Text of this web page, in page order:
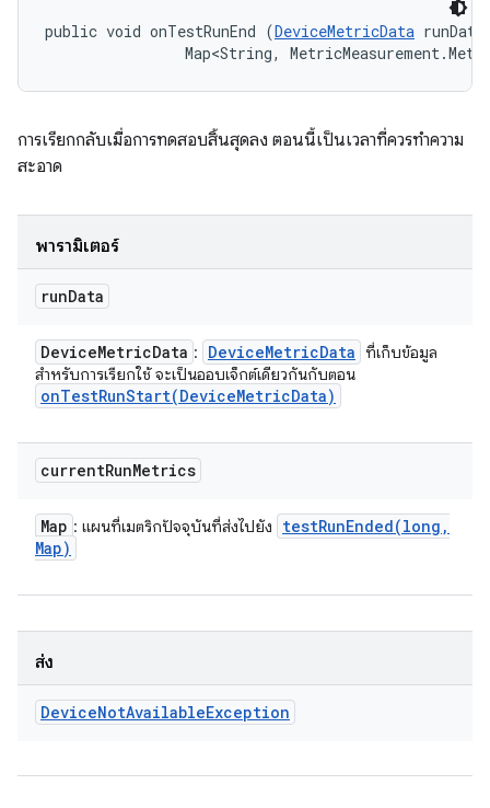
public void onTestRunEnd (DeviceMetricData
Map<String,
การเรียกกลับเมื่อการทดสอบสิ้นสุดลง ตอนนี้เป็นเวลาที่ควรทำความ
สะอาด
พารามิเตอร์
runData
DeviceMetricData : DeviceMetricData ที่เก็บข้อมูล
สําหรับการเรียกใช้ จะเป็นออบเจ็กต์เดียวกันกับตอน
onTestRunStart(DeviceMetricData)
currentRunMetrics
Map : แผนที่เมตริกปัจจุบันที่ส่งไปยัง testRunEnded(long ,
Map)
ส่ง
DeviceNotAvailableException